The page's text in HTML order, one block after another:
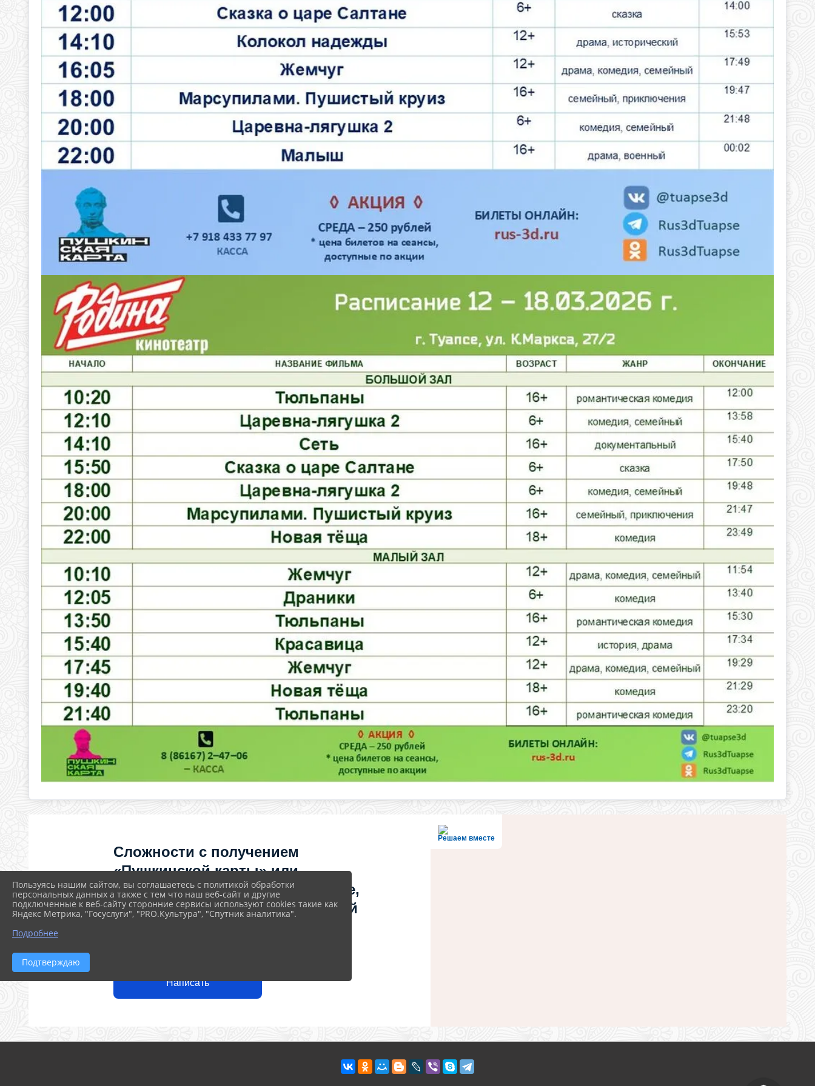
Решаем вместе
Сложности с получением
«Пушкинской карты» или
приобретением билетов? Знаете,
как улучшить работу учреждений
Написать
Пользуясь нашим сайтом, вы соглашаетесь с политикой обработки
персональных данных а также с тем что наш веб-сайт и другие
подключенные к веб-сайту сторонние сервисы используют cookies такие как
Яндекс Метрика, "Госуслуги", "PRO.Культура", "Спутник аналитика".
Подробнее
Подтверждаю